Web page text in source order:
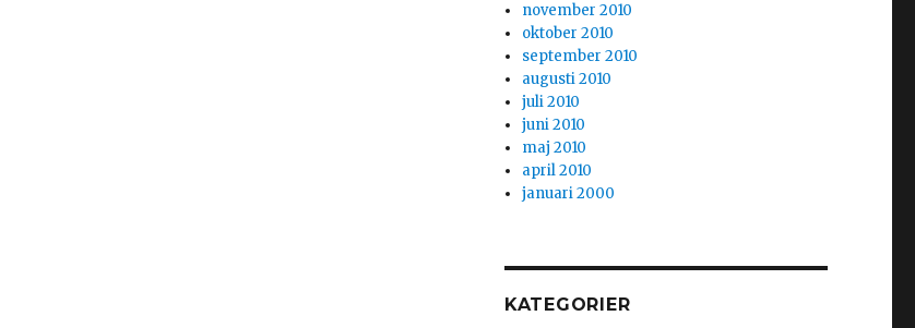
november 2010
oktober 2010
september 2010
augusti 2010
juli 2010
juni 2010
maj 2010
april 2010
januari 2000
KATEGORIER